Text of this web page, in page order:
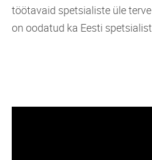
töötavaid spetsialiste üle
on oodatud ka Eesti